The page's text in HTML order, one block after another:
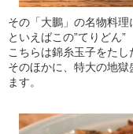
その「大鵬」の名物料
といえばこの”てりどん”
こちらは錦糸玉子をたし
そのほかに、特大の地
ます。